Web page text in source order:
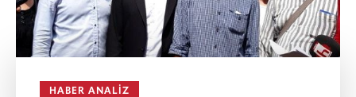
HABER ANALIZ